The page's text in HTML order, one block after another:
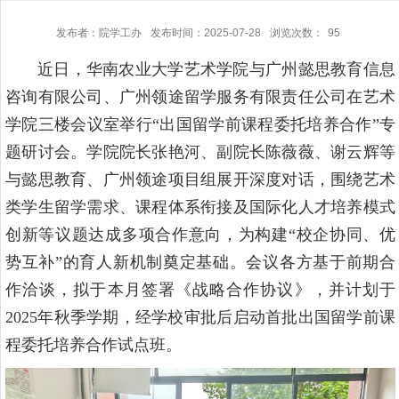
发布者：院学工办 发布时间：2025-07-28 浏览次数： 95
近日，华南农业大学艺术学院与广州懿思教育信息
咨询有限公司、广州领途留学服务有限责任公司在艺术
学院三楼会议室举行“出国留学前课程委托培养合作”专
题研讨会。学院院长张艳河、副院长陈薇薇、谢云辉等
与懿思教育、广州领途项目组展开深度对话，围绕艺术
类学生留学需求、课程体系衔接及国际化人才培养模式
创新等议题达成多项合作意向，为构建“校企协同、优
势互补”的育人新机制奠定基础。会议各方基于前期合
作洽谈，拟于本月签署《战略合作协议》，并计划于
2025年秋季学期，经学校审批后启动首批出国留学前课
程委托培养合作试点班。